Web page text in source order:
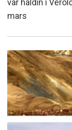
mars